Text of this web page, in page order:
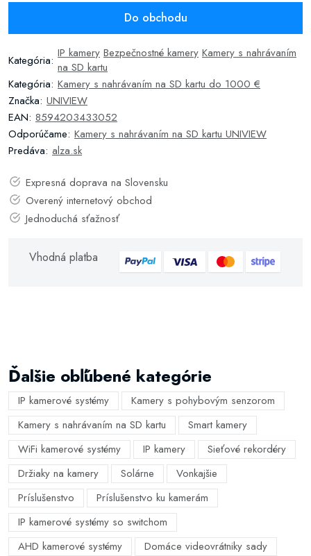
Do obchodu
Kategória: IP kamery Bezpečnostné kamery Kamery s nahrávaním
na SD kartu
Kategória: Kamery s nahrávaním na SD kartu do 1000 €
Značka: UNIVIEW
EAN: 8594203433052
Odporúčame: Kamery s nahrávaním na SD kartu UNIVIEW
Predáva: alza.sk
Expresná doprava na Slovensku
Overený internetový obchod
Jednoduchá sťažnosť
Vhodná platba
Ďalšie obľúbené kategórie
IP kamerové systémy
Kamery s pohybovým senzorom
Kamery s nahrávaním na SD kartu
Smart kamery
WiFi kamerové systémy
IP kamery
Sieťové rekordéry
Držiaky na kamery
Solárne
Vonkajšie
Príslušenstvo
Príslušenstvo ku kamerám
IP kamerové systémy so switchom
AHD kamerové systémy
Domáce videovrátniky sady